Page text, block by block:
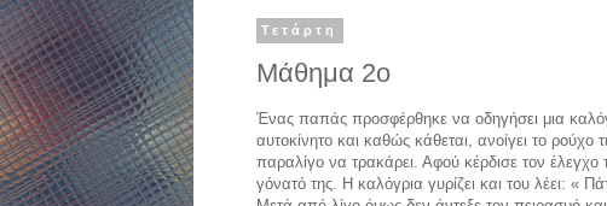
Τετάρτη
Μάθημα 2ο
Ένας παπάς προσφέρθηκε να οδηγήσει μια
αυτοκίνητο και καθώς κάθεται, ανοίγει το
παραλίγο να τρακάρει. Αφού κέρδισε τον έλεγχο
γόνατό της. Η καλόγρια γυρίζει και του λέει: